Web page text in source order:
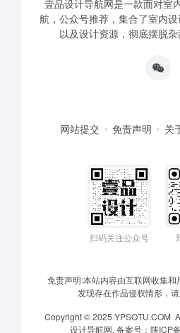
壹品设计导航网是一款面对室
航，公众号推荐，集合了室内
以及设计资源，彻底摆脱杂
网站提交 免责声明 关
扫码关注公众号
免责声明:本站内容由互联网收集和
发现存在作品侵权情形，
Copyright © 2025 YPSOTU.COM
设计导航网. 备案号： 陕ICP